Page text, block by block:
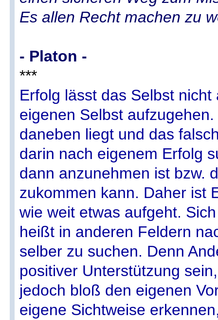
Es allen Recht machen zu
- Platon -
***
Erfolg lässt das Selbst
eigenen Selbst
daneben liegt und das
darin nach eigenem Erfolg
dann anzunehmen ist bzw.
zukommen kann. Daher ist
wie weit etwas aufgeht.
heißt in anderen Feldern
selber zu suchen. Denn
positiver Unterstützung
jedoch bloß den eigenen
eigene Sichtweise